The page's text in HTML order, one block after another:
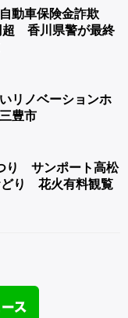
動車保険金詐欺
超 香川県警が最終
リノベーションホ
豊市
り サンポート高松
どり 花火有料観覧